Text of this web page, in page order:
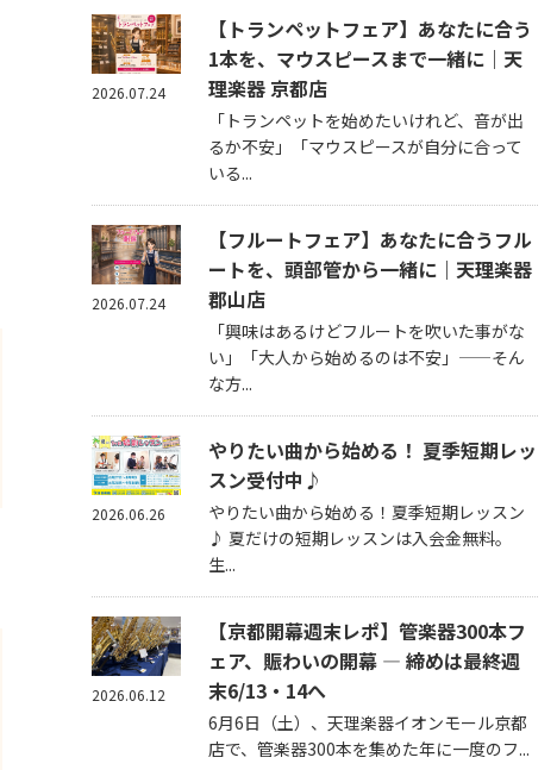
【トランペットフェア】あなたに合う
1本を、マウスピースまで一緒に｜天
理楽器 京都店
「トランペットを始めたいけれど、音が出
るか不安」「マウスピースが自分に合って
いる...
2026.07.24
【フルートフェア】あなたに合うフル
ートを、頭部管から一緒に｜天理楽器
郡山店
「興味はあるけどフルートを吹いた事がな
い」「大人から始めるのは不安」——そん
な方...
2026.07.24
やりたい曲から始める！ 夏季短期レッ
スン受付中♪
やりたい曲から始める！夏季短期レッスン
♪ 夏だけの短期レッスンは入会金無料。
生...
2026.06.26
【京都開幕週末レポ】管楽器300本フ
ェア、賑わいの開幕 — 締めは最終週
末6/13・14へ
6月6日（土）、天理楽器イオンモール京都
店で、管楽器300本を集めた年に一度のフ...
2026.06.12